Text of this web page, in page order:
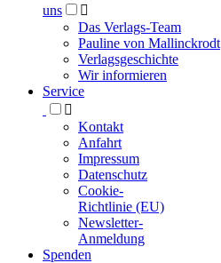
uns

Das Verlags-Team
Pauline von Mallinckrodt
Verlagsgeschichte
Wir informieren
Service

Kontakt
Anfahrt
Impressum
Datenschutz
Cookie-
Richtlinie (EU)
Newsletter-
Anmeldung
Spenden